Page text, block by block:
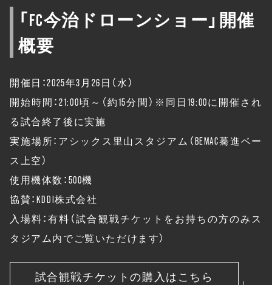
「FC今治ドローンショー」開催
概要
開催日：2025年3月26日（水）
開始時間：21:00頃～（約15分間）※同日19:00に開催され
る試合終了後に実施
実施場所：アシックス里山スタジアム（BEMAC驀進ベー
ス上空）
使用機体数：500機
協賛：KDDI株式会社
入場料：有料（試合観戦チケットをお持ちの方のみス
タジアム内でご覧いただけます）
試合観戦チケットの購入はこちら